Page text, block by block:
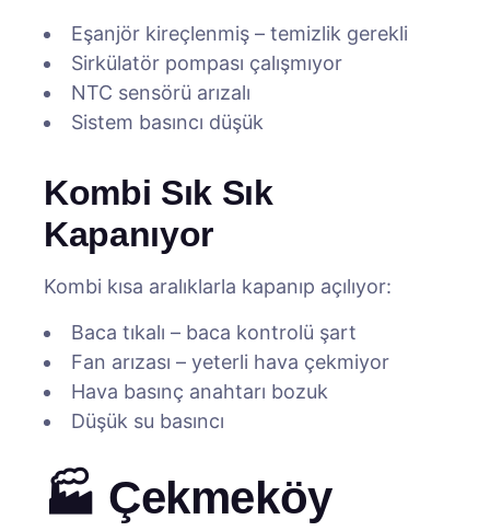
Eşanjör kireçlenmiş – temizlik gerekli
Sirkülatör pompası çalışmıyor
NTC sensörü arızalı
Sistem basıncı düşük
Kombi Sık Sık
Kapanıyor
Kombi kısa aralıklarla kapanıp açılıyor:
Baca tıkalı – baca kontrolü şart
Fan arızası – yeterli hava çekmiyor
Hava basınç anahtarı bozuk
Düşük su basıncı
🏭 Çekmeköy